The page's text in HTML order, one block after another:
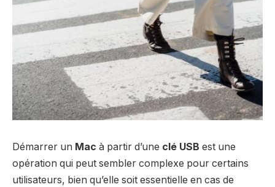
Démarrer un Mac à partir d’une clé USB est une
opération qui peut sembler complexe pour certains
utilisateurs, bien qu’elle soit essentielle en cas de